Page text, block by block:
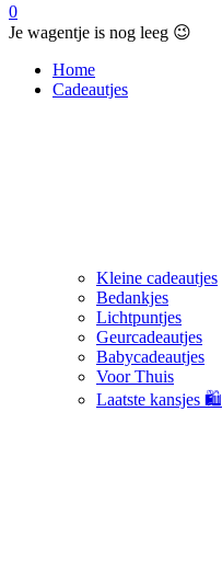
0
Je wagentje is nog leeg 😉
Home
Cadeautjes
Kleine cadeautjes
Bedankjes
Lichtpuntjes
Geurcadeautjes
Babycadeautjes
Voor Thuis
Laatste kansjes 🛍️